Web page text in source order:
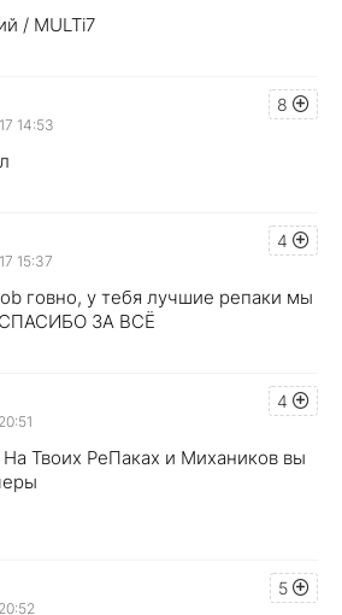
/ MULTi7
8
14:53
4
15:37
говно, у тебя лучшие репаки мы
СПАСИБО ЗА ВСЁ
4
Твоих РеПаках и Михаников вы
5